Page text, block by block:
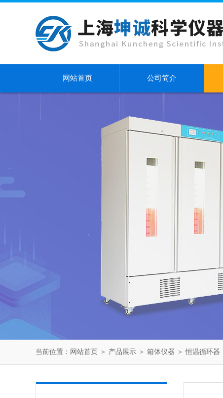
网站首页 公司简介
当前位置： 网站首页 ＞ 产品展示 ＞ 箱体仪器 ＞恒温循环器